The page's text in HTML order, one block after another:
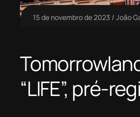
15 de novembro de 2023 João
“LIFE”, pré-